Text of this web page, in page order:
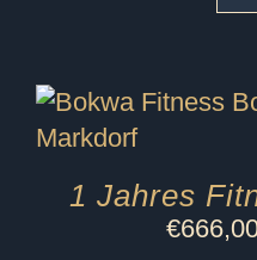
1 Jahres
€